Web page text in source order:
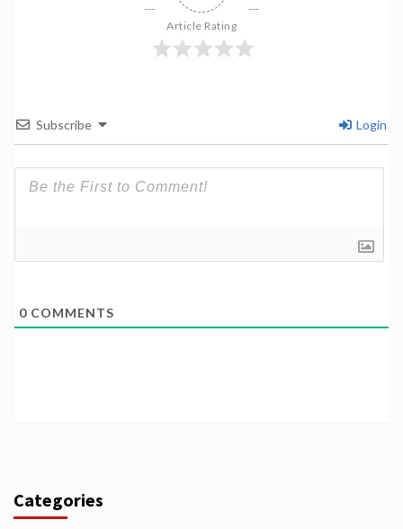
Article Rating
Subscribe Login
0 COMMENTS
Categories